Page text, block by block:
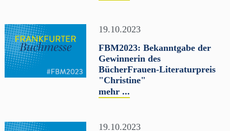
19.10.2023
FBM2023: Bekanntgabe der
Gewinnerin des
BücherFrauen-Literaturpreis
"Christine"
mehr ...
19.10.2023